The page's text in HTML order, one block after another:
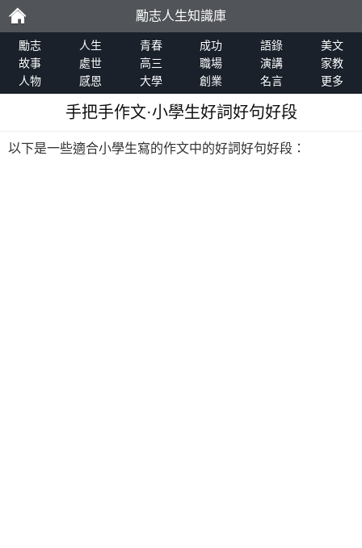
勵
志
勵志人生知識庫
勵志 人生 青春 成功 語錄
美文
故事
處世 高三 職場 演講
家教
人物
感恩 大學 創業 名言 更多
手把手作文·小學生好詞好句好段
以下是一些適合小學生寫的作文中的好詞好句好段：